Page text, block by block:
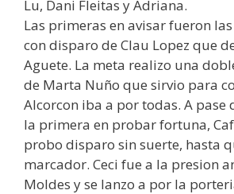
Lu, Dani Fleitas y Adriana.
Las primeras en avisar fueron
con disparo de Clau Lopez que
Aguete. La meta realizo una
de Marta Nuño que sirvio para
Alcorcon iba a por todas. A pase
la primera en probar fortuna,
probo disparo sin suerte, hasta
marcador. Ceci fue a la presion
Moldes y se lanzo a por la